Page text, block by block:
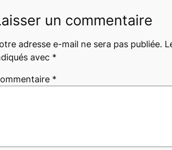
un commentaire
adresse e-mail ne sera pas publiée.
avec *
*